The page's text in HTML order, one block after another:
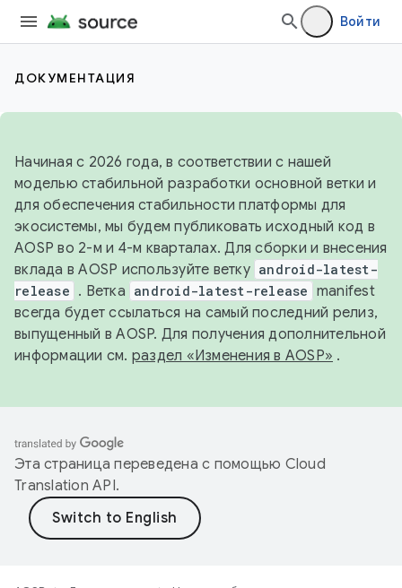
Войти
ДОКУМЕНТАЦИЯ
Начиная с 2026 года, в соответствии с нашей
моделью стабильной разработки основной ветки и
для обеспечения стабильности платформы для
экосистемы, мы будем публиковать исходный код в
AOSP во 2-м и 4-м кварталах. Для сборки и внесения
вклада в AOSP используйте ветку android-latest-
release . Ветка android-latest-release manifest
всегда будет ссылаться на самый последний релиз,
выпущенный в AOSP. Для получения дополнительной
информации см. раздел «Изменения в AOSP» .
Эта страница переведена с помощью Cloud
Translation API.